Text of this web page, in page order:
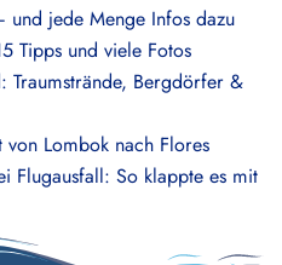
und jede Menge Infos dazu
Tipps und viele Fotos
Traumstrände, Bergdörfer &
Lombok nach Flores
Flugausfall: So klappte es mit